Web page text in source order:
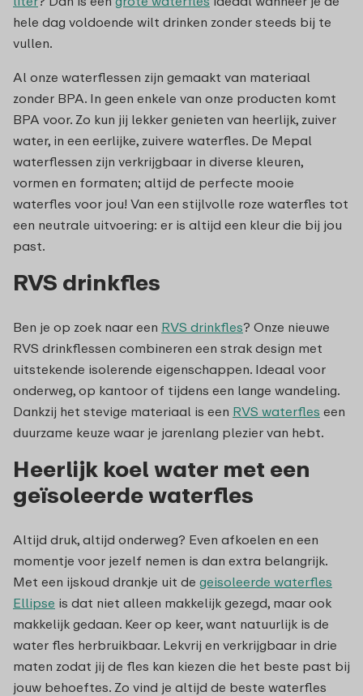
hele dag voldoende wilt drinken zonder steeds bij te
vullen.
Al onze waterflessen zijn gemaakt van materiaal
zonder BPA. In geen enkele van onze producten komt
BPA voor. Zo kun jij lekker genieten van heerlijk, zuiver
water, in een eerlijke, zuivere waterfles. De Mepal
waterflessen zijn verkrijgbaar in diverse kleuren,
vormen en formaten; altijd de perfecte mooie
waterfles voor jou! Van een stijlvolle roze waterfles tot
een neutrale uitvoering: er is altijd een kleur die bij jou
past.
RVS drinkfles
Ben je op zoek naar een RVS drinkfles? Onze nieuwe
RVS drinkflessen combineren een strak design met
uitstekende isolerende eigenschappen. Ideaal voor
onderweg, op kantoor of tijdens een lange wandeling.
Dankzij het stevige materiaal is een RVS waterfles een
duurzame keuze waar je jarenlang plezier van hebt.
Heerlijk koel water met een
geïsoleerde waterfles
Altijd druk, altijd onderweg? Even afkoelen en een
momentje voor jezelf nemen is dan extra belangrijk.
Met een ijskoud drankje uit de geisoleerde waterfles
Ellipse is dat niet alleen makkelijk gezegd, maar ook
makkelijk gedaan. Keer op keer, want natuurlijk is de
water fles herbruikbaar. Lekvrij en verkrijgbaar in drie
maten zodat jij de fles kan kiezen die het beste past bij
jouw behoeftes. Zo vind je altijd de beste waterfles